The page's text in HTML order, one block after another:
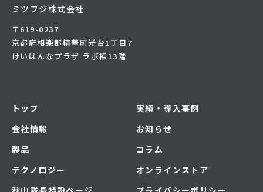
ミツフジ株式会社
〒619-0237
京都府相楽郡精華町光台1丁目7
けいはんなプラザ ラボ棟13階
トップ
会社情報
製品
テクノロジー
実績・導入事例
お知らせ
コラム
オンラインストア